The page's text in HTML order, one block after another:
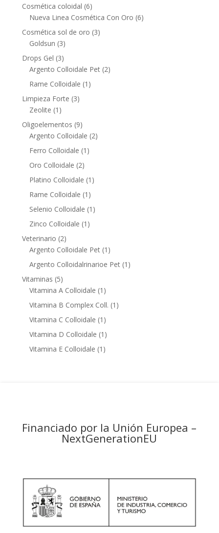
Cosmética coloidal 66
products
Nueva Linea Cosmética Con Oro 66
Cosmética sol de oro 33
Goldsun 33
products
Drops Gel 33
products
Argento Colloidale Pet 22
Rame Colloidale 1 1
Limpieza Forte 33
Zeolite 1 1
product
Oligoelementos 99
products
Argento Colloidale 22
Ferro Colloidale 1 1
Oro Colloidale 22
products
Platino Colloidale 1 1
Rame Colloidale 1 1
product
Selenio Colloidale 1 1
Zinco Colloidale 1 1
Veterinario 22
products
Argento Colloidale Pet 1 1
product
Argento Colloidalrinarioe Pet 1 1
Vitaminas 55
products
Vitamina A Colloidale 1 1
product
Vitamina B Complex Coll. 1 1
Vitamina C Colloidale 1 1
product
Vitamina D Colloidale 1 1
product
Vitamina E Colloidale 1 1
Financiado por la Unión Europea –
NextGenerationEU